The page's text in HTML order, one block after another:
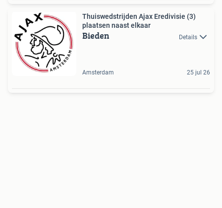
Thuiswedstrijden Ajax Eredivisie (3)
plaatsen naast elkaar
Bieden Details
Amsterdam 25 jul 26